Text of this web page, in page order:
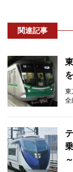
関連記事
東
全